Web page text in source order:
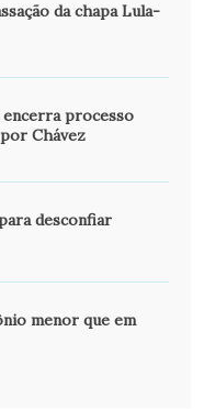
da chapa Lula-
encerra processo
Chávez
desconfiar
menor que em